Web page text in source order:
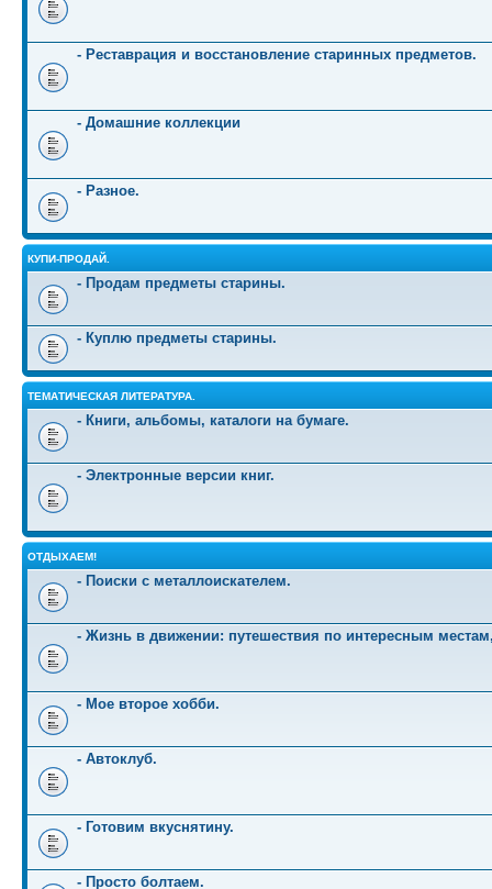
- Реставрация и восстановление старинных предметов.
- Домашние коллекции
- Разное.
КУПИ-ПРОДАЙ.
- Продам предметы старины.
- Куплю предметы старины.
ТЕМАТИЧЕСКАЯ ЛИТЕРАТУРА.
- Книги, альбомы, каталоги на бумаге.
- Электронные версии книг.
ОТДЫХАЕМ!
- Поиски с металлоискателем.
- Жизнь в движении: путешествия по интересным
- Мое второе хобби.
- Автоклуб.
- Готовим вкуснятину.
- Просто болтаем.